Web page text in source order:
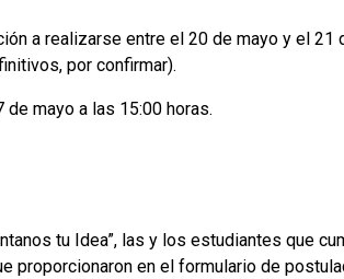
a realizarse entre el 20 de mayo y el 21
por confirmar).
mayo a las 15:00 horas.
tu Idea”, las y los estudiantes que
proporcionaron en el formulario de